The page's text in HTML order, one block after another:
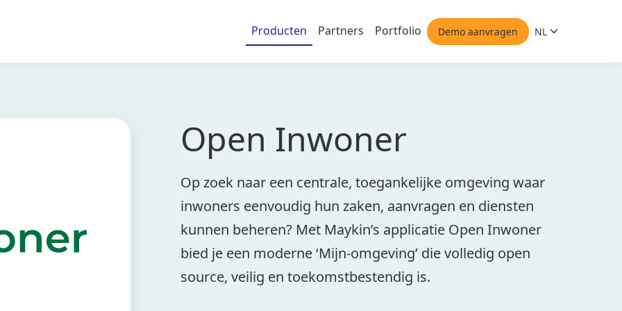
Producten
Partners Portfolio Demo aanvragen NL
Nederlands
Open Inwoner
Op zoek naar een centrale, toegankelijke omgeving waar
inwoners eenvoudig hun zaken, aanvragen en diensten
kunnen beheren? Met Maykin’s applicatie Open Inwoner
bied je een moderne ‘Mijn-omgeving’ die volledig open
source, veilig en toekomstbestendig is.